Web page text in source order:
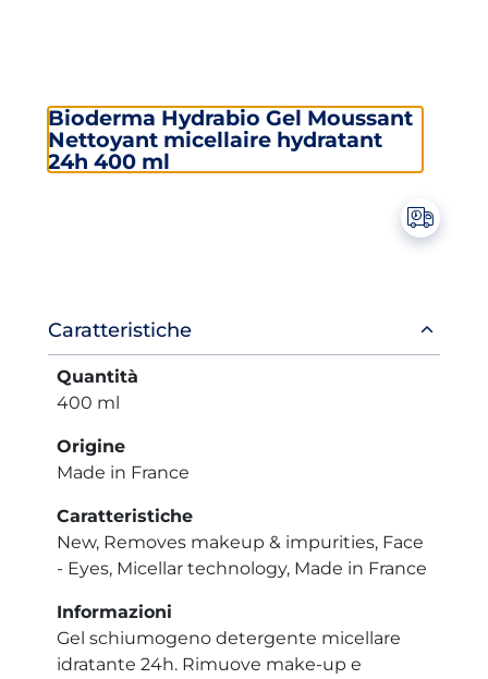
Bioderma Hydrabio Gel Moussant
Nettoyant micellaire hydratant
24h 400 ml
Informazioni
prodotto
Caratteristiche
Quantità
400 ml
Origine
Made in France
Caratteristiche
New, Removes makeup & impurities, Face
- Eyes, Micellar technology, Made in France
Informazioni
Gel schiumogeno detergente micellare
idratante 24h. Rimuove make-up e